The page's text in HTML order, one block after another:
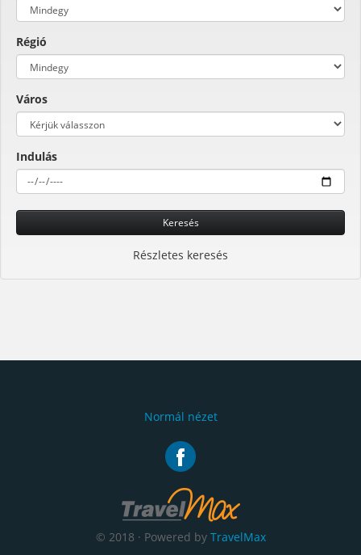
Régió
Város
Indulás
Keresés
Részletes keresés
Normál nézet
© 2018 · Powered by TravelMax